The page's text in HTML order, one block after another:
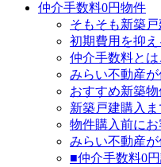
仲介手数料0円物件
そもそも新築
初期費用を抑
仲介手数料と
みらい不動産
おすすめ新築物
新築戸建購入
物件購入前に
みらい不動産
■仲介手数料0